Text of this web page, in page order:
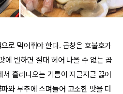
로 먹어줘야 한다. 곱창은 호불호가
에 반하면 절대 헤어 나올 수 없는 곱
흘러나오는 기름이 지글지글 끓어
와 부추에 스며들어 고소한 맛을 더